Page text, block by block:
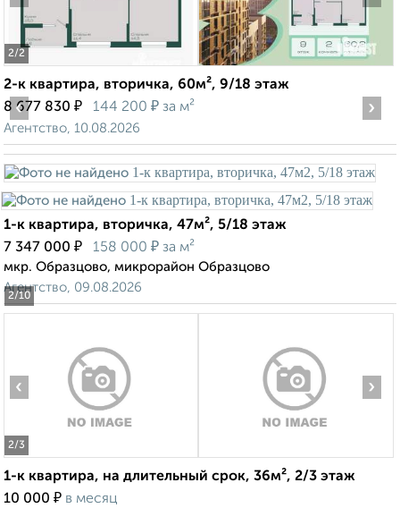
2/2
2-к квартира, вторичка, 60м², 9/18 этаж
8 677 830 ₽ 144 200 ₽ за м²
Агентство, 10.08.2026
2/10
‹ ›
1-к квартира, вторичка, 47м², 5/18 этаж
7 347 000 ₽ 158 000 ₽ за м²
мкр. Образцово, микрорайон Образцово
Агентство, 09.08.2026
2/3
‹ ›
1-к квартира, на длительный срок, 36м², 2/3 этаж
10 000 ₽ в месяц